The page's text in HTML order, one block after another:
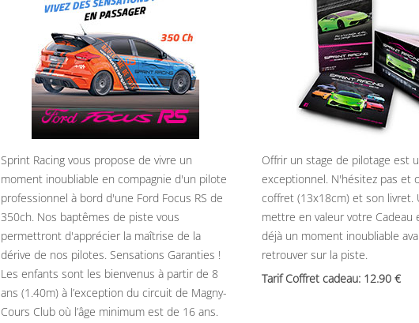
Sprint Racing vous propose de vivre un
moment inoubliable en compagnie d'un pilote
professionnel à bord d'une Ford Focus RS de
350ch. Nos baptêmes de piste vous
permettront d'apprécier la maîtrise de la
dérive de nos pilotes. Sensations Garanties !
Les enfants sont les bienvenus à partir de 8
ans (1.40m) à l’exception du circuit de Magny-
Cours Club où l’âge minimum est de 16 ans.
Offrir un stage de pilotage est
exceptionnel. N'hésitez pas et
coffret (13x18cm) et son livret.
mettre en valeur votre Cadeau
déjà un moment inoubliable
retrouver sur la piste.
Tarif Coffret cadeau: 12.90